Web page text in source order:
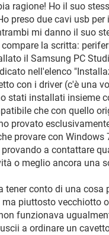
ragione! Ho il suo
preso due cavi usb
mi danno il suo
la scritta:
il Samsung PC
nell'elenco
con i driver (c'è una
stati installati insieme
che con quello
provato
provare con
provando a contattare
o meglio ancora una
tener conto di una
piuttosto vecchiotto
funzionava
a ordinare un